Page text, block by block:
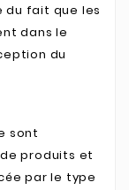
fait que les
dans le
du
sont
produits et
par le type